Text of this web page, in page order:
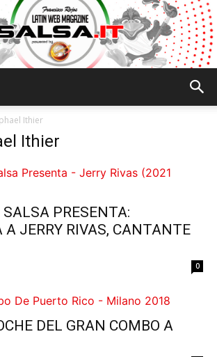
Ithier
Ithier
PRESENTA:
A JERRY RIVAS, CANTANTE
0
DEL GRAN COMBO A